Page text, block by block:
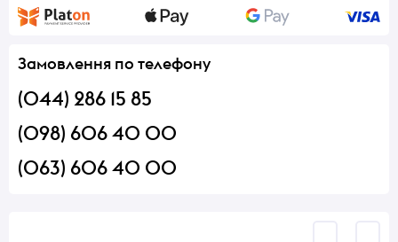
Замовлення по телефону
(044) 286 15 85
(098) 606 40 00
(063) 606 40 00